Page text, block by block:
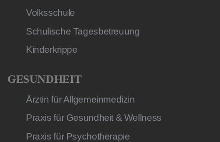
Volksschule
Schulische Tagesbetreuung
Kinderkrippe
GESUNDHEIT
Ärztin für Allgemeinmedizin
Praxis für Gesundheit & Wellness
Praxis für Psychotherapie